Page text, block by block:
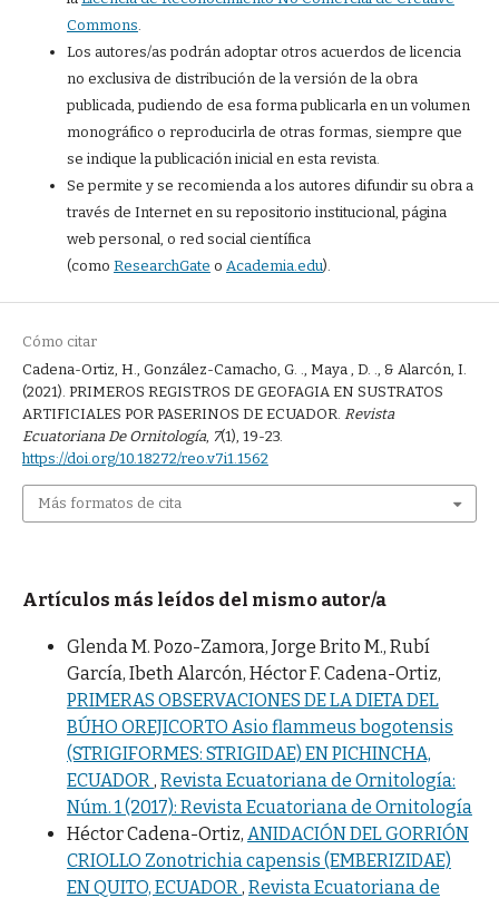
Commons
Los autores/as podrán adoptar otros acuerdos de licencia
no exclusiva de distribución de la versión de la obra
publicada, pudiendo de esa forma publicarla en un volumen
monográfico o reproducirla de otras formas, siempre que
se indique la publicación inicial en esta revista.
Se permite y se recomienda a los autores difundir su obra a
través de Internet en su repositorio institucional, página
web personal, o red social científica
(como ResearchGate o Academia.edu).
Cómo citar
Cadena-Ortiz, H., González-Camacho, G. ., Maya , D. ., & Alarcón, I.
(2021). PRIMEROS REGISTROS DE GEOFAGIA EN SUSTRATOS
ARTIFICIALES POR PASERINOS DE ECUADOR. Revista
Ecuatoriana De Ornitología, 7(1), 19-23.
https://doi.org/10.18272/reo.v7i1.1562
Más formatos de cita
Artículos más leídos del mismo autor/a
Glenda M. Pozo-Zamora, Jorge Brito M., Rubí
García, Ibeth Alarcón, Héctor F. Cadena-Ortiz,
PRIMERAS OBSERVACIONES DE LA DIETA DEL
BÚHO OREJICORTO Asio flammeus bogotensis
(STRIGIFORMES: STRIGIDAE) EN PICHINCHA,
ECUADOR, Revista Ecuatoriana de Ornitología:
Núm. 1 (2017): Revista Ecuatoriana de Ornitología
Héctor Cadena-Ortiz, ANIDACIÓN DEL GORRIÓN
CRIOLLO Zonotrichia capensis (EMBERIZIDAE)
EN QUITO, ECUADOR, Revista Ecuatoriana de